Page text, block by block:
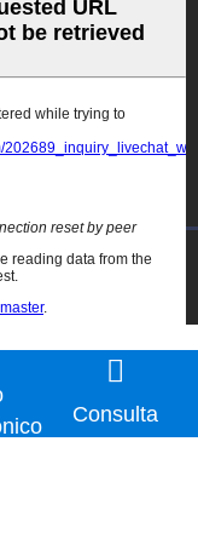
Reservados
Consulta